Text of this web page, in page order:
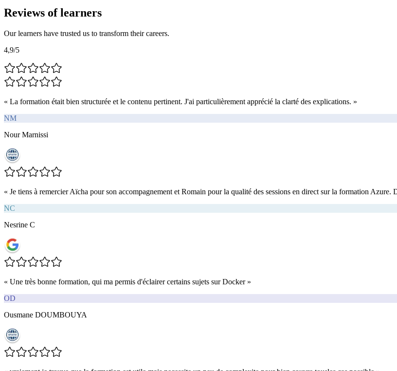
Reviews of learners
Our learners have trusted us to transform their careers.
4,9/5
« La formation était bien structurée et le contenu pertinent. J'ai particulièrement apprécié la clarté des explications. »
NM
Nour Marnissi
« Je tiens à remercier Aïcha pour son accompagnement et Romain pour la qualité des sessions en direct sur la formation Azure.
NC
Nesrine C
« Une très bonne formation, qui ma permis d'éclairer certains sujets sur Docker»
OD
Ousmane DOUMBOUYA